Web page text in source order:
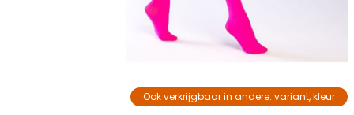
Ook verkrijgbaar in andere: variant, kleur